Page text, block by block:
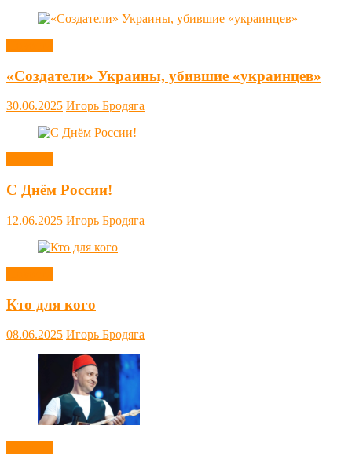
«Создатели» Украины, убившие «украинцев»
30.06.2025 Игорь Бродяга
С Днём России!
12.06.2025 Игорь Бродяга
Кто для кого
08.06.2025 Игорь Бродяга